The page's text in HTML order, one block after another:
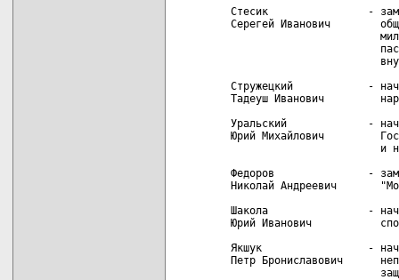
Стесик                -
Серегей Иванович
Стружецкий            -
Тадеуш Иванович
Уральский             -
Юрий Михайлович
и
Федоров               -
Николай Андреевич
Шакола                -
Юрий Иванович
Якшук                 -
Петр Брониславович